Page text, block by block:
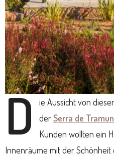
D ie Aussicht von
derSerra de
Kunden wollten ein
Innenräume mit der